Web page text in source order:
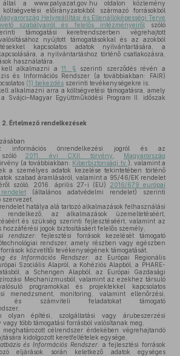
által a www.palyazat.gov.hu oldalon közlemény
előirányzatokból származó forrásokból
Helyreállítási és Ellenállóképességi Terve
szabályairól és felelős intézményeiről szóló
támogatási keretrendszerben végrehajtott
nyújtott támogatásokkal és az azokból
kapcsolatos adatok nyilvántartására, a
a nyilvántartáshoz történő csatlakozásra,
használatára.
kell alkalmazni a11. § szerinti szerződés révén a
és Információs Rendszer (a továbbiakban: FAIR)
(1) bekezdés szerinti tevékenységekre is.
alkalmazni arra a költségvetési támogatásra, amely
Svájci–Magyar Együttműködési Program II. időszak
2. Értelmező rendelkezések
önrendelkezési jogról és az
szóló 2011. évi CXII. törvény
Magyarország
(a továbbiakban: Kiberbiztonsági tv. ), valamint a
a személyes adatok kezelése tekintetében történő
szabad áramlásáról, valamint a 95/46/EK rendelet
szóló, 2016. április 27-i (EU) 2016/679 európai
(általános adatvédelmi rendelet) szerinti
hatálya alá tartozó alkalmazások felhasználási
az alkalmazások üzemeltetéséért,
és szükség szerinti fejlesztéséért, valamint az
jogok biztosításáért felelős személy,
rendszer: fejlesztési források kezelését támogató
rendszer, amely részben vagy egészben
közvetítői tevékenységének támogatását,
és Információs Rendszer:
az Európai Regionális
Szociális Alapról, a Kohéziós Alapból, a PHARE-
a Schengen Alapból, az Európai Gazdasági
Mechanizmusból, valamint az ezekhez társuló
programokkal és projektekkel kapcsolatos
menedzsment, monitoring, valamint ellenőrzési,
és számviteli feladatokat támogató
olyan építési, szolgáltatási vagy árubeszerzési
több támogatási forrásból valósítanak meg,
meghatározott célrendszer érdekében végrehajtandó
kidolgozott keretfeltételek egysége,
és Információs Rendszer: a fejlesztési források
eljárások során keletkező adatok egységes